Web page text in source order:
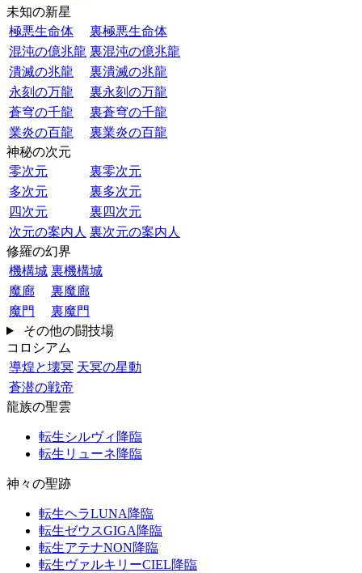
未知の新星
極悪生命体
裏極悪生命体
混沌の億兆龍 裏混沌の億兆龍
潰滅の兆龍
裏潰滅の兆龍
永刻の万龍
裏永刻の万龍
蒼穹の千龍
裏蒼穹の千龍
業炎の百龍
裏業炎の百龍
神秘の次元
零次元
裏零次元
多次元
裏多次元
四次元
裏四次元
次元の案内人 裏次元の案内人
修羅の幻界
機構城 裏機構城
魔廊
裏魔廊
魔門
裏魔門
その他の闘技場
コロシアム
導煌と壊冥 天冥の星動
蒼潜の戦帝
龍族の聖雲
転生シルヴィ降臨
転生リューネ降臨
神々の聖跡
転生ヘラLUNA降臨
転生ゼウスGIGA降臨
転生アテナNON降臨
転生ヴァルキリーCIEL降臨